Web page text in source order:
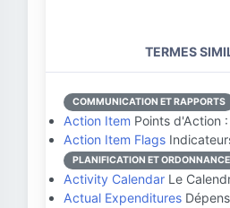
TERMES
COMMUNICATION ET RAPPORTS
Action Item Points d'Action
Action Item Flags
PLANIFICATION ET
Activity Calendar Le
Actual Expenditures